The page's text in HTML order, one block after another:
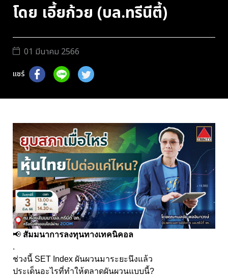
โดย เอี้ยก้วย (บล.ทรีนีตี้)
01 มีนาคม 2566
แชร์
📢 สัมมนาการลงทุนทางเทคนิคอล
.
ช่วงนี้ SET Index ผันผวนมาระยะนึงแล้ว
ประเด็นอะไรที่ทำให้ตลาดผันผวนแบบนี้?